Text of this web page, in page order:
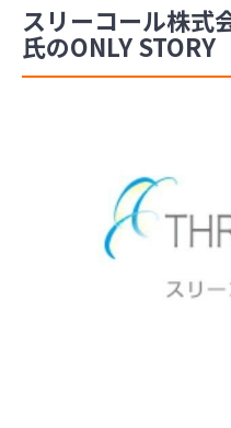
スリーコール株
氏のONLY STORY